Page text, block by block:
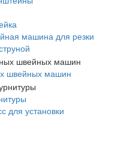
машина для резки
швейных машин
для установки